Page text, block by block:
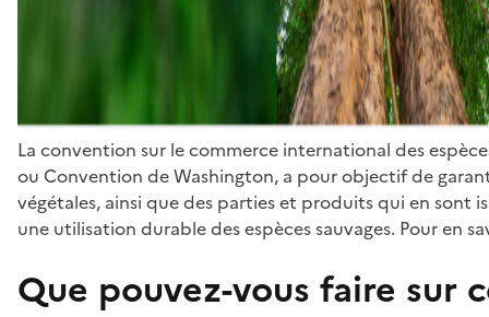
La convention sur le commerce international des
ou Convention de Washington, a pour objectif de
végétales, ainsi que des parties et produits qui en sont
une utilisation durable des espèces sauvages. Pour en
Que pouvez-vous faire sur